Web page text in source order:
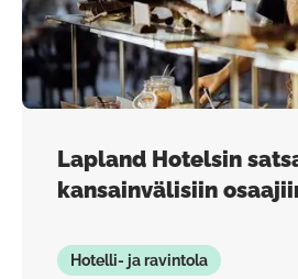
Lapland Hotelsin
kansainvälisiin
Hotelli- ja ravintola